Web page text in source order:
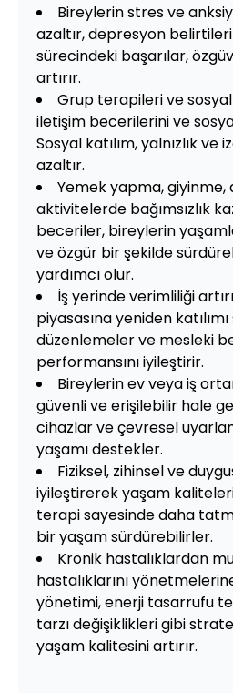
Bireylerin stres ve
azaltır, depresyon
sürecindeki başarılar,
artırır.
Grup terapileri ve
iletişim becerilerini ve
Sosyal katılım, yalnızlık ve
azaltır.
Yemek yapma, giyinme,
aktivitelerde bağımsızlık
beceriler, bireylerin
ve özgür bir şekilde
yardımcı olur.
İş yerinde verimliliği
piyasasına yeniden
düzenlemeler ve mesleki
performansını iyileştirir.
Bireylerin ev veya iş
güvenli ve erişilebilir hale
cihazlar ve çevresel
yaşamı destekler.
Fiziksel, zihinsel ve
iyileştirerek yaşam
terapi sayesinde daha
bir yaşam sürdürebilirler.
Kronik hastalıklardan
hastalıklarını
yönetimi, enerji tasarrufu
tarzı değişiklikleri gibi
yaşam kalitesini artırır.